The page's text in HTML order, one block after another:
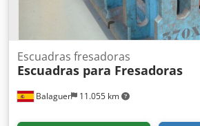
Balaguer 11.055 km
Escuadras fresadoras
Escuadras para Fresadoras